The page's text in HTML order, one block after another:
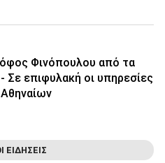
Φινόπουλου από τα
Σε επιφυλακή οι υπηρεσίες
ΕΙΔΗΣΕΙΣ